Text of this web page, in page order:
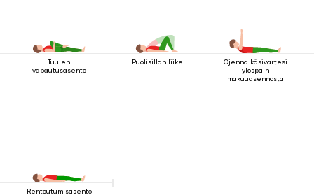
Tuulen
vapautusasento
Puolisillan liike
Ojenna käsivartesi
ylöspäin
makuuasennosta
Rentoutumisasento